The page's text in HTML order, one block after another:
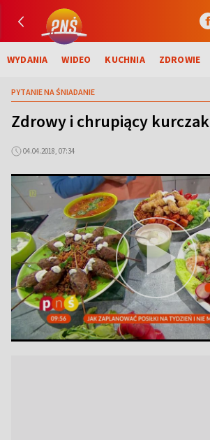
WYDANIA WIDEO KUCHNIA ZDROWIE
PYTANIE NA ŚNIADANIE
Zdrowy i chrupiący kurczak
04.04.2018, 07:34